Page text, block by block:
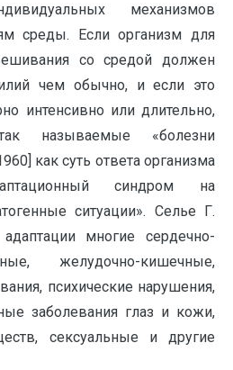
механизмов
среды. Если организм для
со средой должен
чем обычно, и если это
интенсивно или длительно,
называемые «болезни
как суть ответа организма
синдром на
ситуации». Селье Г.
многие сердечно-
желудочно-кишечные,
психические нарушения,
заболевания глаз и кожи,
сексуальные и другие